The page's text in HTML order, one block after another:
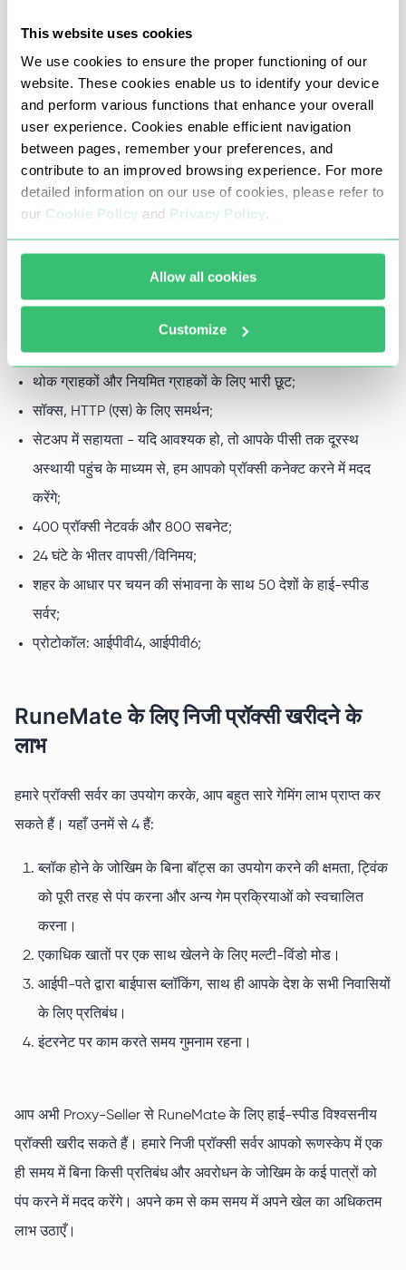
This website uses cookies
We use cookies to ensure the proper functioning of our
website. These cookies enable us to identify your device
and perform various functions that enhance your overall
user experience. Cookies enable efficient navigation
between pages, remember your preferences, and
contribute to an improved browsing experience. For more
detailed information on our use of cookies, please refer to
our Cookie Policy and Privacy Policy.
Allow all cookies
Customize
हों।
आप प्रॉक्सी-सेलर से रूनमेट के लिए प्रॉक्सी खरीद सकते हैं। खरीदारी के
3 मिनट के भीतर, आप चयनित प्रॉक्सी सर्वर का उपयोग करने में सक्षम होंगे।
आपको प्रॉक्सी-सेलर से रूनमेट के लिए प्रॉक्सी
क्यों खरीदना चाहिए
हैं। आपको RuneMate के लिए हमसे प्रॉक्सी क्यों खरीदनी चाहिए:
उचित मूल्य और भुगतान का सुविधाजनक तरीका;
तकनीकी परामर्श 24/7 (सप्ताह के सातों दिन और छुट्टियाँ);
थोक ग्राहकों और नियमित ग्राहकों के लिए भारी छूट;
सॉक्स, HTTP (एस) के लिए समर्थन;
सेटअप में सहायता - यदि आवश्यक हो, तो आपके पीसी तक दूरस्थ
अस्थायी पहुंच के माध्यम से, हम आपको प्रॉक्सी कनेक्ट करने में मदद
करेंगे;
400 प्रॉक्सी नेटवर्क और 800 सबनेट;
24 घंटे के भीतर वापसी/विनिमय;
शहर के आधार पर चयन की संभावना के साथ 50 देशों के हाई-स्पीड
सर्वर;
प्रोटोकॉल: आईपीवी4, आईपीवी6;
RuneMate के लिए निजी प्रॉक्सी खरीदने के
लाभ
हमारे प्रॉक्सी सर्वर का उपयोग करके, आप बहुत सारे गेमिंग लाभ प्राप्त कर
सकते हैं। यहाँ उनमें से 4 हैं:
ब्लॉक होने के जोखिम के बिना बॉट्स का उपयोग करने की क्षमता, ट्विंक
को पूरी तरह से पंप करना और अन्य गेम प्रक्रियाओं को स्वचालित
करना।
एकाधिक खातों पर एक साथ खेलने के लिए मल्टी-विंडो मोड।
आईपी-पते द्वारा बाईपास ब्लॉकिंग, साथ ही आपके देश के सभी निवासियों
के लिए प्रतिबंध।
इंटरनेट पर काम करते समय गुमनाम रहना।
आप अभी Proxy-Seller से RuneMate के लिए हाई-स्पीड विश्वसनीय
प्रॉक्सी खरीद सकते हैं। हमारे निजी प्रॉक्सी सर्वर आपको रूणस्केप में एक
ही समय में बिना किसी प्रतिबंध और अवरोधन के जोखिम के कई पात्रों को
पंप करने में मदद करेंगे। अपने कम से कम समय में अपने खेल का अधिकतम
लाभ उठाएँ।